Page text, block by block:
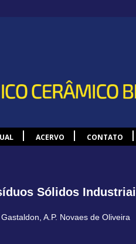
ACERVO CONTATO
Sólidos
,A.P. Novaes de Oliveira